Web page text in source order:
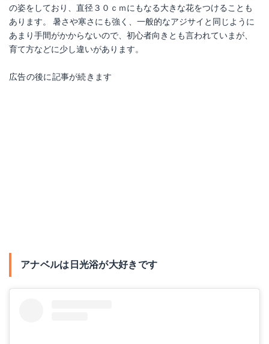
の姿をしており、直径３０ｃｍにもなる大きな花をつけることも
あります。 暑さや寒さにも強く、一般的なアジサイと同じように
あまり手間がかからないので、初心者向きとも言われていまが、
育て方などに少し違いがあります。
広告の後に記事が続きます
アナベルは日光浴が大好きです